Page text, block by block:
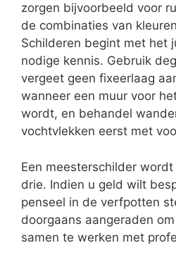
zorgen bijvoorbeeld voor
de combinaties van
Schilderen begint met het
nodige kennis. Gebruik
vergeet geen fixeerlaag
wanneer een muur voor
wordt, en behandel
vochtvlekken eerst met
Een meesterschilder
drie. Indien u geld wilt
penseel in de verfpotten
doorgaans aangeraden
samen te werken met